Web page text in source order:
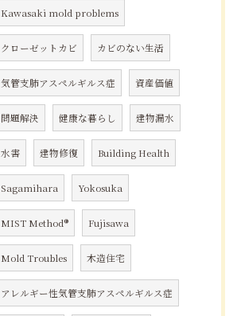
Kawasaki mold problems
クローゼットカビ カビのない生活
気管支肺アスペルギルス症 資産価値
問題解決 健康な暮らし 建物漏水
水害 建物修復 Building Health
Sagamihara Yokosuka
MIST Method® Fujisawa
Mold Troubles 木造住宅
アレルギー性気管支肺アスペルギルス症